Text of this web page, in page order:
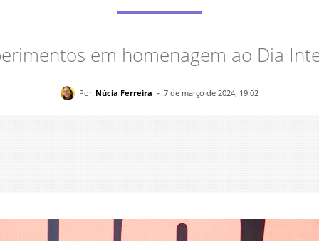
em homenagem ao Dia
Por: Núcia Ferreira - 7 de março de 2024, 19:02